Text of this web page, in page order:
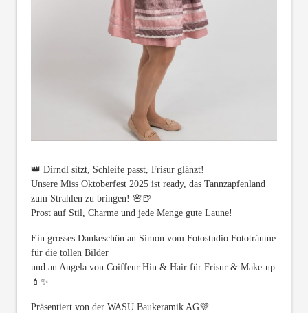
👑 Dirndl sitzt, Schleife passt, Frisur glänzt!
Unsere Miss Oktoberfest 2025 ist ready, das Tannzapfenland
zum Strahlen zu bringen! 🌸🍺
Prost auf Stil, Charme und jede Menge gute Laune!
Ein grosses Dankeschön an Simon vom Fotostudio Fototräume
für die tollen Bilder
und an Angela von Coiffeur Hin & Hair für Frisur & Make-up
💄✨
Präsentiert von der WASU Baukeramik AG💜